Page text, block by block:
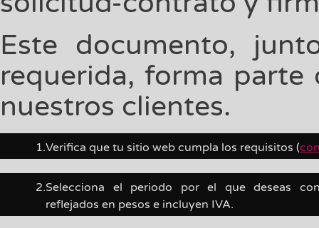
Este documento,
requerida, forma
nuestros clientes.
1.Verifica que tu sitio web cumpla los requisitos (
2.Selecciona el periodo por el que deseas
reflejados en pesos e incluyen IVA.